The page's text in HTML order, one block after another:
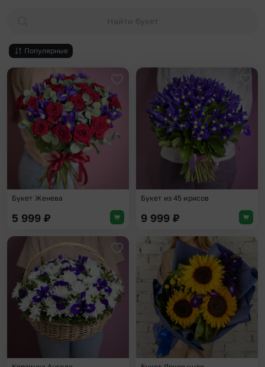
Найти букет
Популярные
Добавить в избранное
Букет Женева
5 999 ₽
Букет из 45 ирисов
9 999 ₽
Добавить в избранное